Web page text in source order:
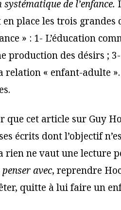
de l’enfance.
place les trois
» : 1- L’éducation
production des désirs ;
relation « enfant-adulte
cet article sur Guy
écrits dont l’objectif
rien ne vaut une lecture
penser avec, reprendre
quitte à lui faire un